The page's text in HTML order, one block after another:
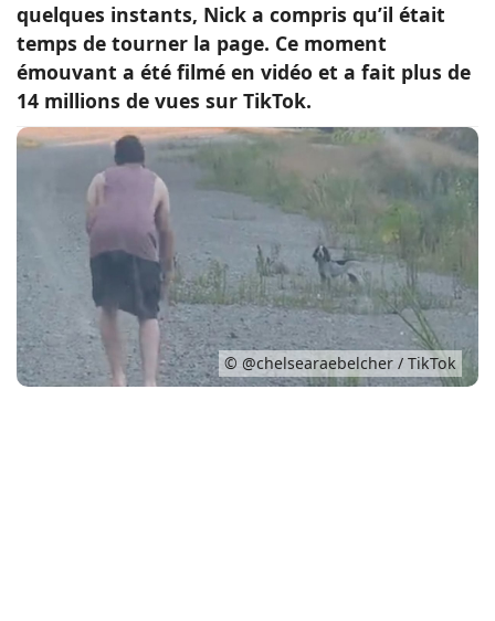
Conso
quelques instants, Nick a compris qu’il était
temps de tourner la page. Ce moment
émouvant a été filmé en vidéo et a fait plus de
14 millions de vues sur TikTok.
© @chelsearaebelcher / TikTok